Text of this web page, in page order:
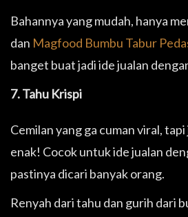
Bahannya yang mudah, hanya
dan Magfood Bumbu Tabur
banget buat jadi ide jualan
7. Tahu Krispi
Cemilan yang ga cuman viral,
enak! Cocok untuk ide jualan
pastinya dicari banyak orang.
Renyah dari tahu dan gurih dari